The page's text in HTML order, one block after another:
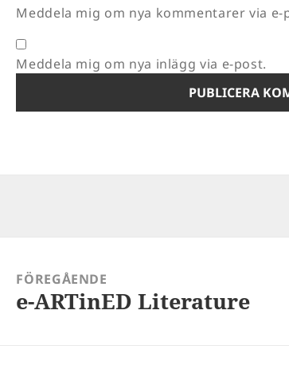
Meddela mig om nya kommentarer via e-
Meddela mig om nya inlägg via e-post.
FÖREGÅENDE
Föregående
e-ARTinED Literature